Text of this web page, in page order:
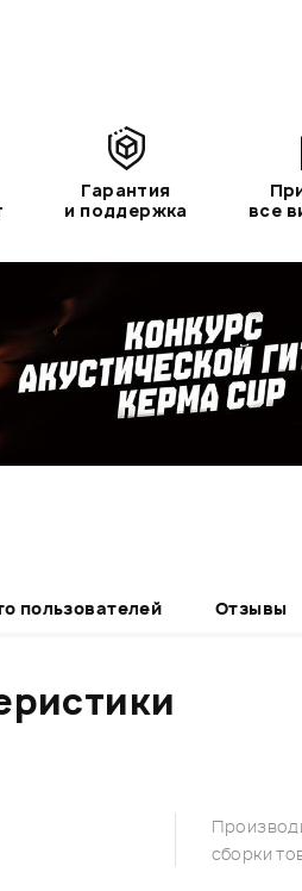
Гарантия
и поддержка
все
пользователей Отзывы
сборки